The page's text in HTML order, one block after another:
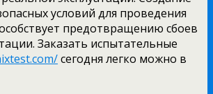
условий для проведения
предотвращению сбоев
Заказать испытательные
сегодня легко можно в